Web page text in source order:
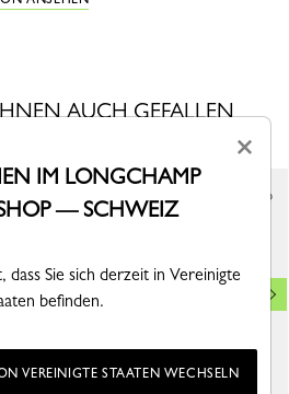
AUCH GEFALLEN
×
IM LONGCHAMP
— SCHWEIZ
Sie sich derzeit in Vereinigte
befinden.
VEREINIGTE STAATEN WECHSELN